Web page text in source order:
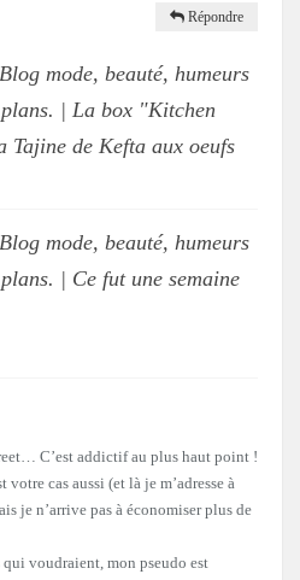
Répondre
mode, beauté, humeurs
| La box "Kitchen
Tajine de Kefta aux oeufs
mode, beauté, humeurs
| Ce fut une semaine
C’est addictif au plus haut point !
votre cas aussi (et là je m’adresse à
je n’arrive pas à économiser plus de
voudraient, mon pseudo est